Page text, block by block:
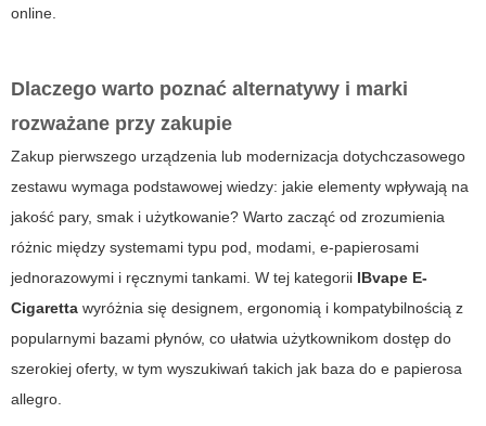
online.
Dlaczego warto poznać alternatywy i marki
rozważane przy zakupie
Zakup pierwszego urządzenia lub modernizacja dotychczasowego
zestawu wymaga podstawowej wiedzy: jakie elementy wpływają na
jakość pary, smak i użytkowanie? Warto zacząć od zrozumienia
różnic między systemami typu pod, modami, e-papierosami
jednorazowymi i ręcznymi tankami. W tej kategorii IBvape E-
Cigaretta wyróżnia się designem, ergonomią i kompatybilnością z
popularnymi bazami płynów, co ułatwia użytkownikom dostęp do
szerokiej oferty, w tym wyszukiwań takich jak baza do e papierosa
allegro.